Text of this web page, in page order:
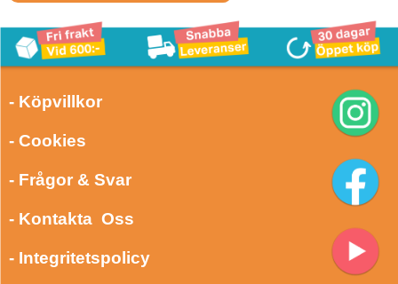
- Köpvillkor
- Cookies
- Frågor & Svar
- Kontakta Oss
- Integritetspolicy